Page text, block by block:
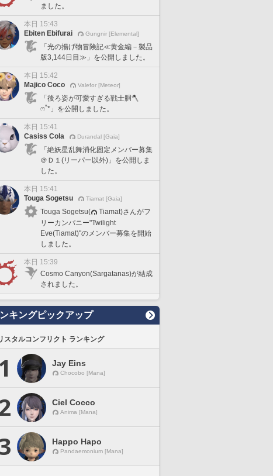
ました。
本日 15:43
Ebiten Ebifurai
Gungnir [Elemental]
「光の揚げ物冒険記≪黄金編－製品
版3,144日目≫」を公開しました。
本日 15:42
Majico Coco
Valefor [Meteor]
「後ろ姿が可愛すぎる戦士胴🪓
ෆ˚*」を公開しました。
本日 15:41
Casiss Cola
Durandal [Gaia]
「絶妖星乱舞消化固定メンバー募集
＠Ｄ１(リーパー以外)」を公開しま
した。
本日 15:41
Touga Sogetsu
Tiamat [Gaia]
Touga Sogetsu(
Tiamat)さんがフ
リーカンパニー"Twilight
Eve(Tiamat)"のメンバー募集を開始
しました。
本日 15:39
Cosmo Canyon(Sargatanas)が結成
されました。
キングピックアップ
スタルコンフリクト ランキング
1 Jay Eins
Chocobo [Mana]
Ciel Cocco
Anima [Mana]
Happo Hapo
Pandaemonium [Mana]